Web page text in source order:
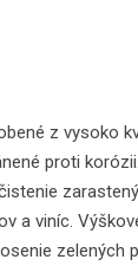
z vysoko
proti
a viníc.
zelených